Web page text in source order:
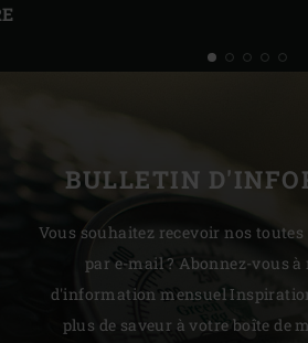
BULLETIN
Vous souhaitez recevoir nos
par e-mail ? Abonnez-vous
d'information mensuel
plus de saveur à votre boîte de